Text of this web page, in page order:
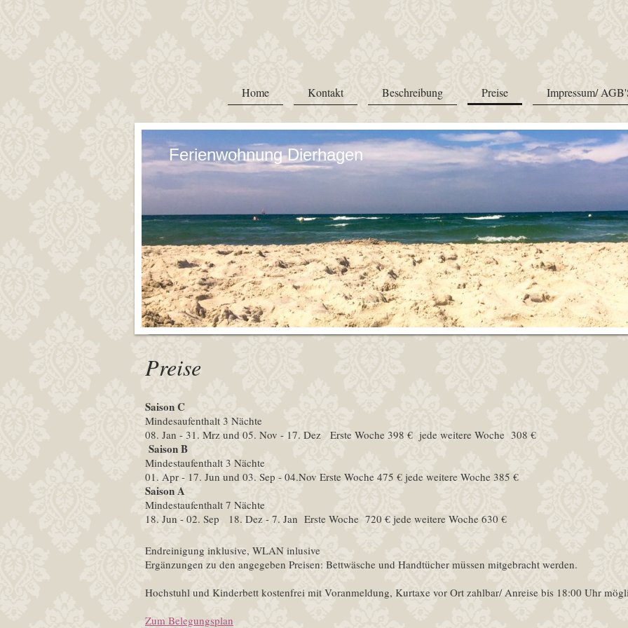
Home Kontakt Beschreibung Preise Impressum/
Ferienwohnung Dierhagen
Preise
Saison C
Mindesaufenthalt 3 Nächte
08. Jan - 31. Mrz und 05. Nov - 17. Dez Erste Woche 398 € jede weitere Woche 308 €
Saison B
Mindestaufenthalt 3 Nächte
01. Apr - 17. Jun und 03. Sep - 04.Nov Erste Woche 475 € jede weitere Woche 385 €
Saison A
Mindestaufenthalt 7 Nächte
18. Jun - 02. Sep 18. Dez - 7. Jan Erste Woche 720 € jede weitere Woche 630 €
Endreinigung inklusive, WLAN inlusive
Ergänzungen zu den angegeben Preisen: Bettwäsche und Handtücher müssen mitgebracht werden.
Hochstuhl und Kinderbett kostenfrei mit Voranmeldung, Kurtaxe vor Ort zahlbar/ Anreise bis 18:00 Uhr
Zum Belegungsplan